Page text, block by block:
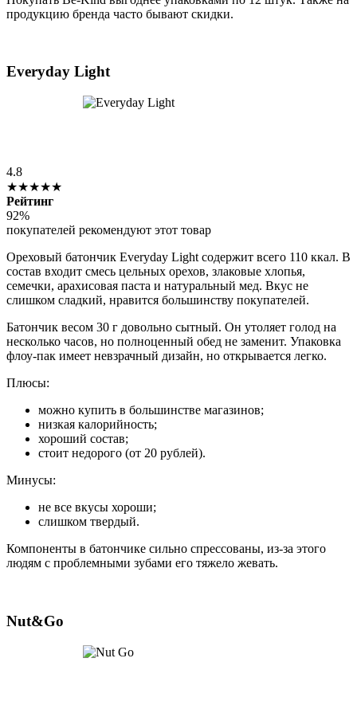
продукцию бренда часто бывают скидки.
Everyday Light
4.8
★★★★★
Рейтинг
92%
покупателей рекомендуют этот товар
Ореховый батончик Everyday Light содержит всего 110 ккал. В
состав входит смесь цельных орехов, злаковые хлопья,
семечки, арахисовая паста и натуральный мед. Вкус не
слишком сладкий, нравится большинству покупателей.
Батончик весом 30 г довольно сытный. Он утоляет голод на
несколько часов, но полноценный обед не заменит. Упаковка
флоу-пак имеет невзрачный дизайн, но открывается легко.
Плюсы:
можно купить в большинстве магазинов;
низкая калорийность;
хороший состав;
стоит недорого (от 20 рублей).
Минусы:
не все вкусы хороши;
слишком твердый.
Компоненты в батончике сильно спрессованы, из-за этого
людям с проблемными зубами его тяжело жевать.
Nut&Go